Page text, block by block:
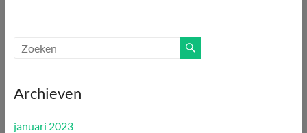
Archieven
januari 2023